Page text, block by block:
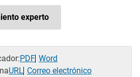
experto
PDF Word
URL Correo electrónico